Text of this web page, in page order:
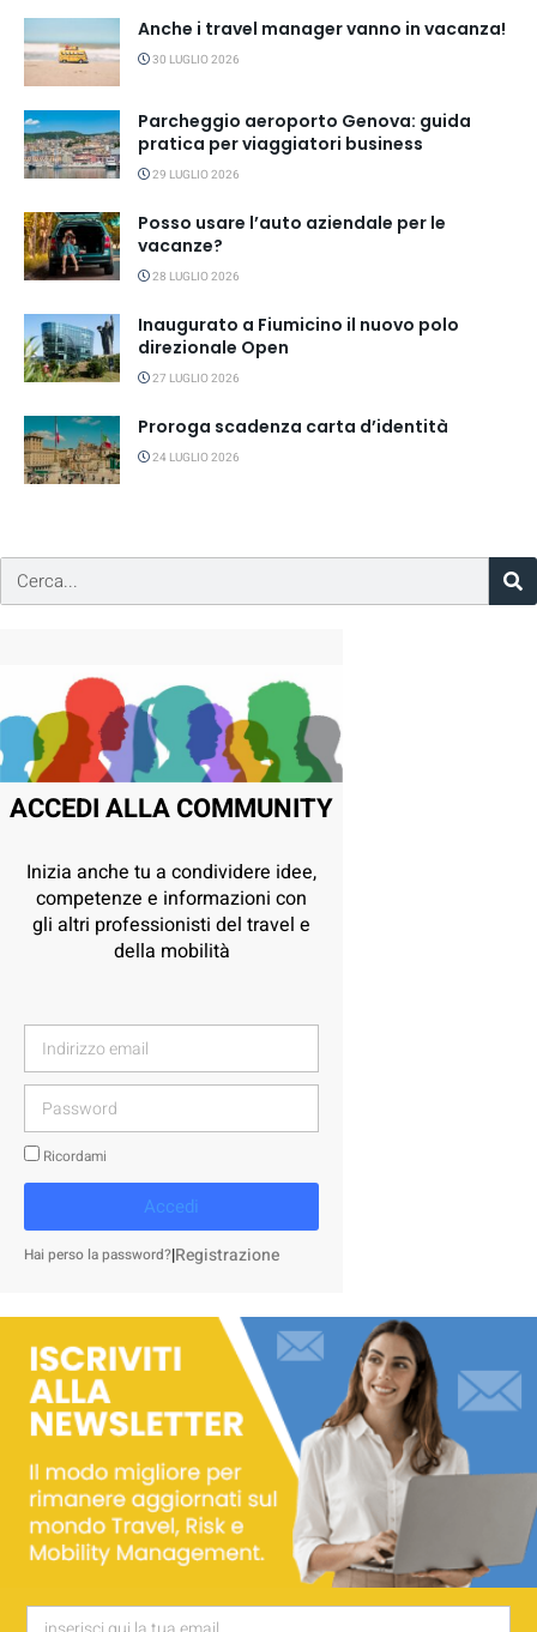
Anche i travel manager vanno in vacanza!
30 LUGLIO 2026
Parcheggio aeroporto Genova: guida
pratica per viaggiatori business
29 LUGLIO 2026
Posso usare l’auto aziendale per le
vacanze?
28 LUGLIO 2026
Inaugurato a Fiumicino il nuovo polo
direzionale Open
27 LUGLIO 2026
Proroga scadenza carta d’identità
24 LUGLIO 2026
ACCEDI ALLA COMMUNITY
Inizia anche tu a condividere idee,
competenze e informazioni con
gli altri professionisti del travel e
della mobilità
Ricordami
Accedi
Hai perso la password?|Registrazione